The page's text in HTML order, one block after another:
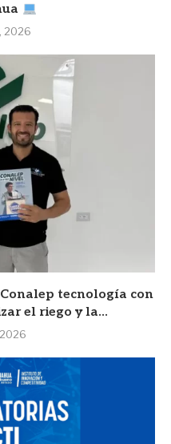
2026
tecnología con
el riego y la...